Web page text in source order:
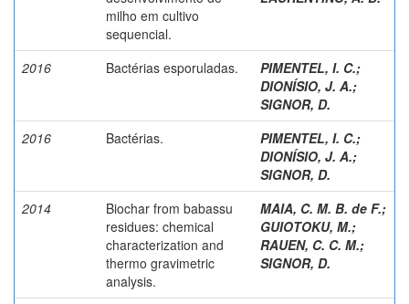
milho em cultivo
sequencial.
2016 Bactérias esporuladas. PIMENTEL, I. C.;
DIONÍSIO, J. A.;
SIGNOR, D.
2016
Bactérias. PIMENTEL, I. C.;
DIONÍSIO, J. A.;
SIGNOR, D.
2014
Biochar from babassu
residues: chemical
characterization and
thermo gravimetric
analysis.
MAIA, C. M. B. de F.;
GUIOTOKU, M.;
RAUEN, C. C. M.;
SIGNOR, D.